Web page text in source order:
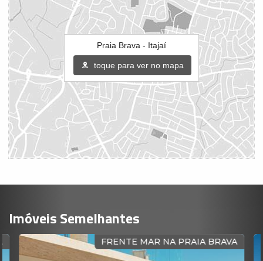
Praia Brava - Itajaí
toque para ver no mapa
Imóveis Semelhantes
FRENTE MAR NA PRAIA BRAVA